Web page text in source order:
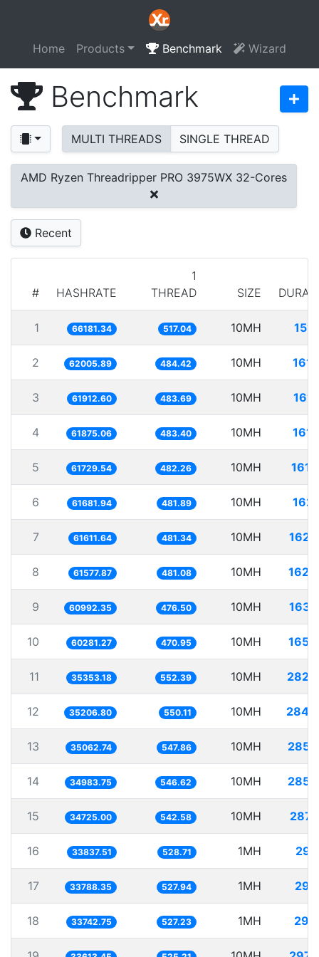
Home Products Benchmark Wizard
Benchmark
MULTI THREADS SINGLE THREAD
AMD Ryzen Threadripper PRO 3975WX 32-Cores
Recent
# HASHRATE
1
THREAD
SIZE
1 66181.34 517.04 10MH
2 62005.89 484.42 10MH
3 61912.60 483.69 10MH
4 61875.06 483.40 10MH
5 61729.54 482.26 10MH
6 61681.94 481.89 10MH
7 61611.64 481.34 10MH
8 61577.87 481.08 10MH
9 60992.35 476.50 10MH
10 60281.27 470.95 10MH
11 35353.18 552.39 10MH
12 35206.80 550.11 10MH
13 35062.74 547.86 10MH
14 34983.75 546.62 10MH
15 34725.00 542.58 10MH
16 33837.51 528.71 1MH
17 33788.35 527.94 1MH
18 33742.75 527.23 1MH